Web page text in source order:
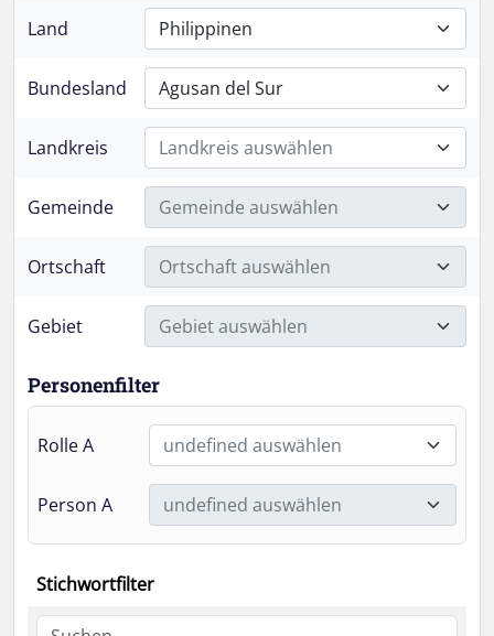
Land Philippinen
Bundesland Agusan del Sur
Landkreis Landkreis auswählen
Gemeinde Gemeinde auswählen
Ortschaft Ortschaft auswählen
Gebiet Gebiet auswählen
Personenfilter
Rolle A undefined auswählen
Person A undefined auswählen
Stichwortfilter